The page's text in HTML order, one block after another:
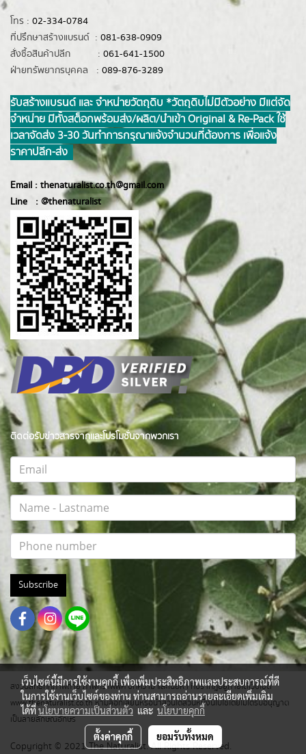
โทร : 02-334-0784
ที่ปรึกษาสร้างแบรนด์ : 081-638-0909
สั่งซื้อสินค้าปลีก : 061-641-1500
ฝ่ายทรัพยากรบุคคล : 089-876-3289
รับสร้างแบรนด์ และ จำหน่ายวัตถุดิบ *วัตถุดิบไม่มีตัวอย่าง มีแต่จัด
จำหน่าย มีทั้งสต็อกพร้อมส่ง/ผลิต/นำเข้า Original & Re-Pack ใช้
เวลาจัดส่ง 3-30 วันทำการ กรุณาแจ้งจำนวนที่ต้องการ เพื่อแจ้ง
ราคาปลีก-ส่ง
Email : thenaturalist.co.th@gmail.com
Line : @thenaturalist
ติดต่อรับข่าวสารจากและโปรโมชั่นจากพวกเรา
Subscribe
สงวนสิทธิ์ทุกภาพถ่าย ภาพกราฟฟิค บทความ และเนื้อหา ที่ปรากฎอยู่ภายใต้เว็บไซต์
www.thenaturalist.co.th ห้ามลอกเลียนหรือนำส่วนใดส่วนหนึ่งนี้ไปใช้โดยไม่ได้รับอนุญาต
เป็นลายลักษณ์อักษร
Copyright © 2021 The Naturalist. All Rights Reserved.
เว็บไซต์นี้มีการใช้งานคุกกี้ เพื่อเพิ่มประสิทธิภาพและประสบการณ์ที่ดี
ในการใช้งานเว็บไซต์ของท่าน ท่านสามารถอ่านรายละเอียดเพิ่มเติม
ได้ที่นโยบายความเป็นส่วนตัว และ นโยบายคุกกี้
ตั้งค่าคุกกี้ ยอมรับทั้งหมด